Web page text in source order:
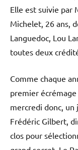
Elle est suivie par
Michelet, 26 ans,
Languedoc, Lou
toutes deux
Comme chaque
premier
mercredi donc,
Frédéric Gilbert,
clos pour